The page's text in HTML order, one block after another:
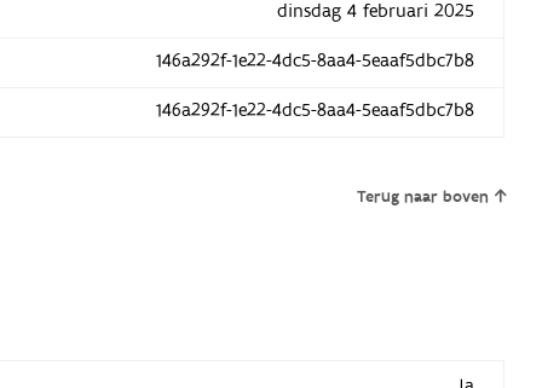
dinsdag 4 februari 2025
146a292f-1e22-4dc5-8aa4-5eaaf5dbc7b8
146a292f-1e22-4dc5-8aa4-5eaaf5dbc7b8
Terug naar boven